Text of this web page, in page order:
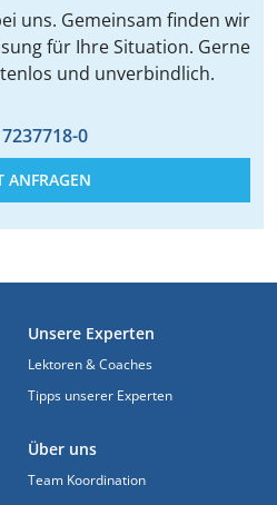
uns. Gemeinsam finden wir
für Ihre Situation. Gerne
und unverbindlich.
0
ANFRAGEN
Unsere Experten
Lektoren & Coaches
Tipps unserer Experten
Über uns
Team Koordination